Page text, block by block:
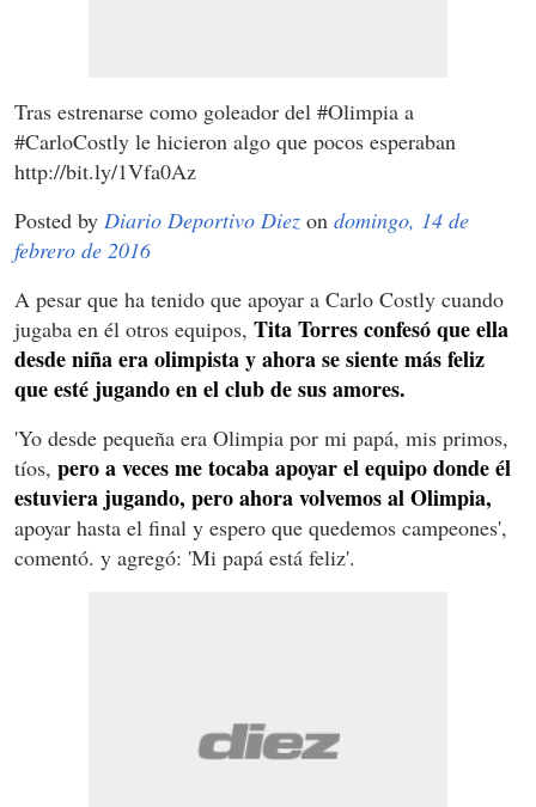
Tras estrenarse como goleador del #Olimpia a
#CarloCostly le hicieron algo que pocos esperaban
http://bit.ly/1Vfa0Az
Posted by Diario Deportivo Diez on domingo, 14 de
febrero de 2016
A pesar que ha tenido que apoyar a Carlo Costly cuando
jugaba en él otros equipos, Tita Torres confesó que ella
desde niña era olimpista y ahora se siente más feliz
que esté jugando en el club de sus amores.
'Yo desde pequeña era Olimpia por mi papá, mis primos,
tíos, pero a veces me tocaba apoyar el equipo donde él
estuviera jugando, pero ahora volvemos al Olimpia,
apoyar hasta el final y espero que quedemos campeones',
comentó. y agregó: 'Mi papá está feliz'.